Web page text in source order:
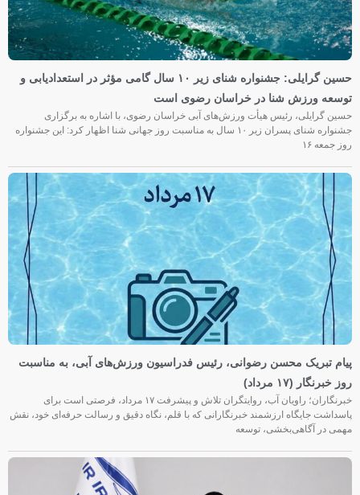
حسین گرایلی: جشنواره شنای زیر ۱۰ سال گامی مؤثر در استعدادیابی و
توسعه ورزش شنا در خراسان رضوی است
حسین گرایلی، رئیس هیأت ورزش‌های آبی خراسان رضوی، با اشاره به برگزاری
جشنواره شنای پسران زیر ۱۰ سال به مناسبت روز جهانی شنا اظهار کرد: این جشنواره
روز جمعه‌ ۱۶
پیام تبریک محسن رضوانی، رئیس فدراسیون ورزش‌های آبی، به مناسبت
روز خبرنگار (۱۷ مرداد)
خبرنگاران؛ راویان آب، روایتگران تلاش و پیشرفت ۱۷ مرداد، فرصتی است برای
پاسداشت جایگاه ارزشمند خبرنگارانی که با قلم، نگاه دقیق و رسالت حرفه‌ای خود، نقش
مهمی در آگاهی‌بخشی، توسعه